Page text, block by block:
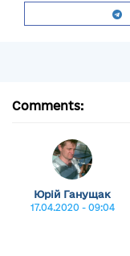
Comments:
Юрій Ганущак
17.04.2020 - 09:04